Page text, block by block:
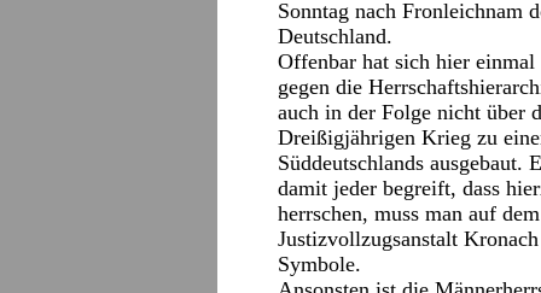
Sonntag nach Fronleichnam
Deutschland.
Offenbar hat sich hier
gegen die
auch in der Folge nicht über
Dreißigjährigen Krieg zu
Süddeutschlands
damit jeder begreift, dass
herrschen, muss man auf
Justizvollzugsanstalt
Symbole.